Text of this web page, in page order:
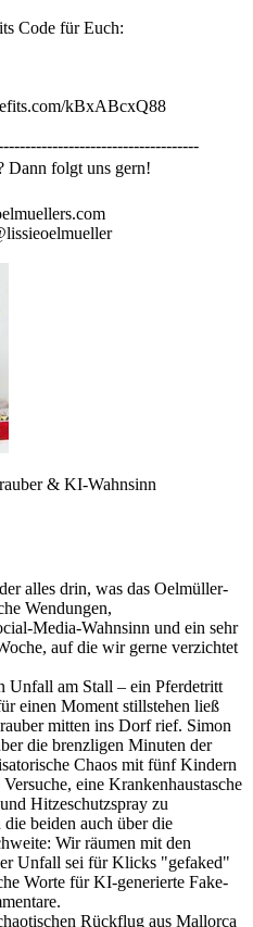
Code für Euch:
kBxABcxQ88
Dann folgt uns gern!
& KI-Wahnsinn
alles drin, was das Oelmüller-
Wendungen,
Media-Wahnsinn und ein sehr
auf die wir gerne verzichtet
Unfall am Stall – ein Pferdetritt
einen Moment stillstehen ließ
mitten ins Dorf rief. Simon
die brenzligen Minuten der
Chaos mit fünf Kindern
eine Krankenhaustasche
Hitzeschutzspray zu
beiden auch über die
Wir räumen mit den
Unfall sei für Klicks "gefaked"
Worte für KI-generierte Fake-
Rückflug aus Mallorca